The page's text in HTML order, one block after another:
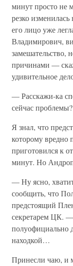
минут просто не
резко
его лицо уже
Владимирович,
замешательство,
причинами —
удивительное
— Расскажи-ка
сейчас проблемы?
Я знал, что
которому вредно
приготовился к
минут. Но
— Ну ясно,
сообщить, что
предстоящий
секретарем ЦК.
полуофициально
находкой…
Принесли чаю, и